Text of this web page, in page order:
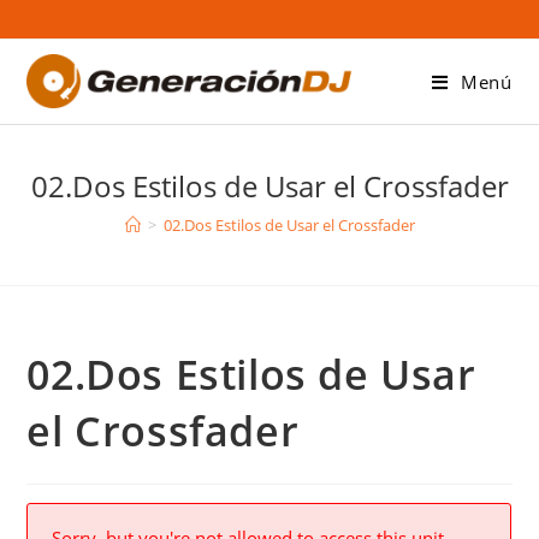
al
contenido
Menú
02.Dos Estilos de Usar el Crossfader
> 02.Dos Estilos de Usar el Crossfader
02.Dos Estilos de Usar
el Crossfader